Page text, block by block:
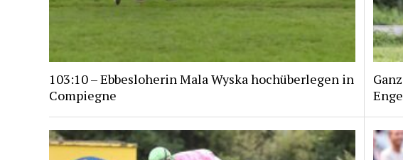
103:10 – Ebbesloherin Mala Wyska hochüberlegen in
Compiegne